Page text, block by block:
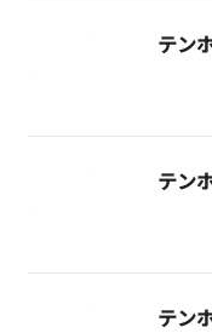
テン
テン
テン